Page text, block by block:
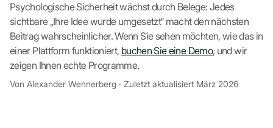
Psychologische Sicherheit wächst durch Belege: Jedes
sichtbare „Ihre Idee wurde umgesetzt“ macht den nächsten
Beitrag wahrscheinlicher. Wenn Sie sehen möchten, wie das in
einer Plattform funktioniert, buchen Sie eine Demo, und wir
zeigen Ihnen echte Programme.
Von Alexander Wennerberg · Zuletzt aktualisiert März 2026